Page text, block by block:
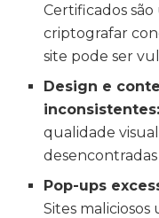
Certificados são
criptografar
site pode ser
Design e
inconsistentes:
qualidade
Pop-ups
Sites maliciosos